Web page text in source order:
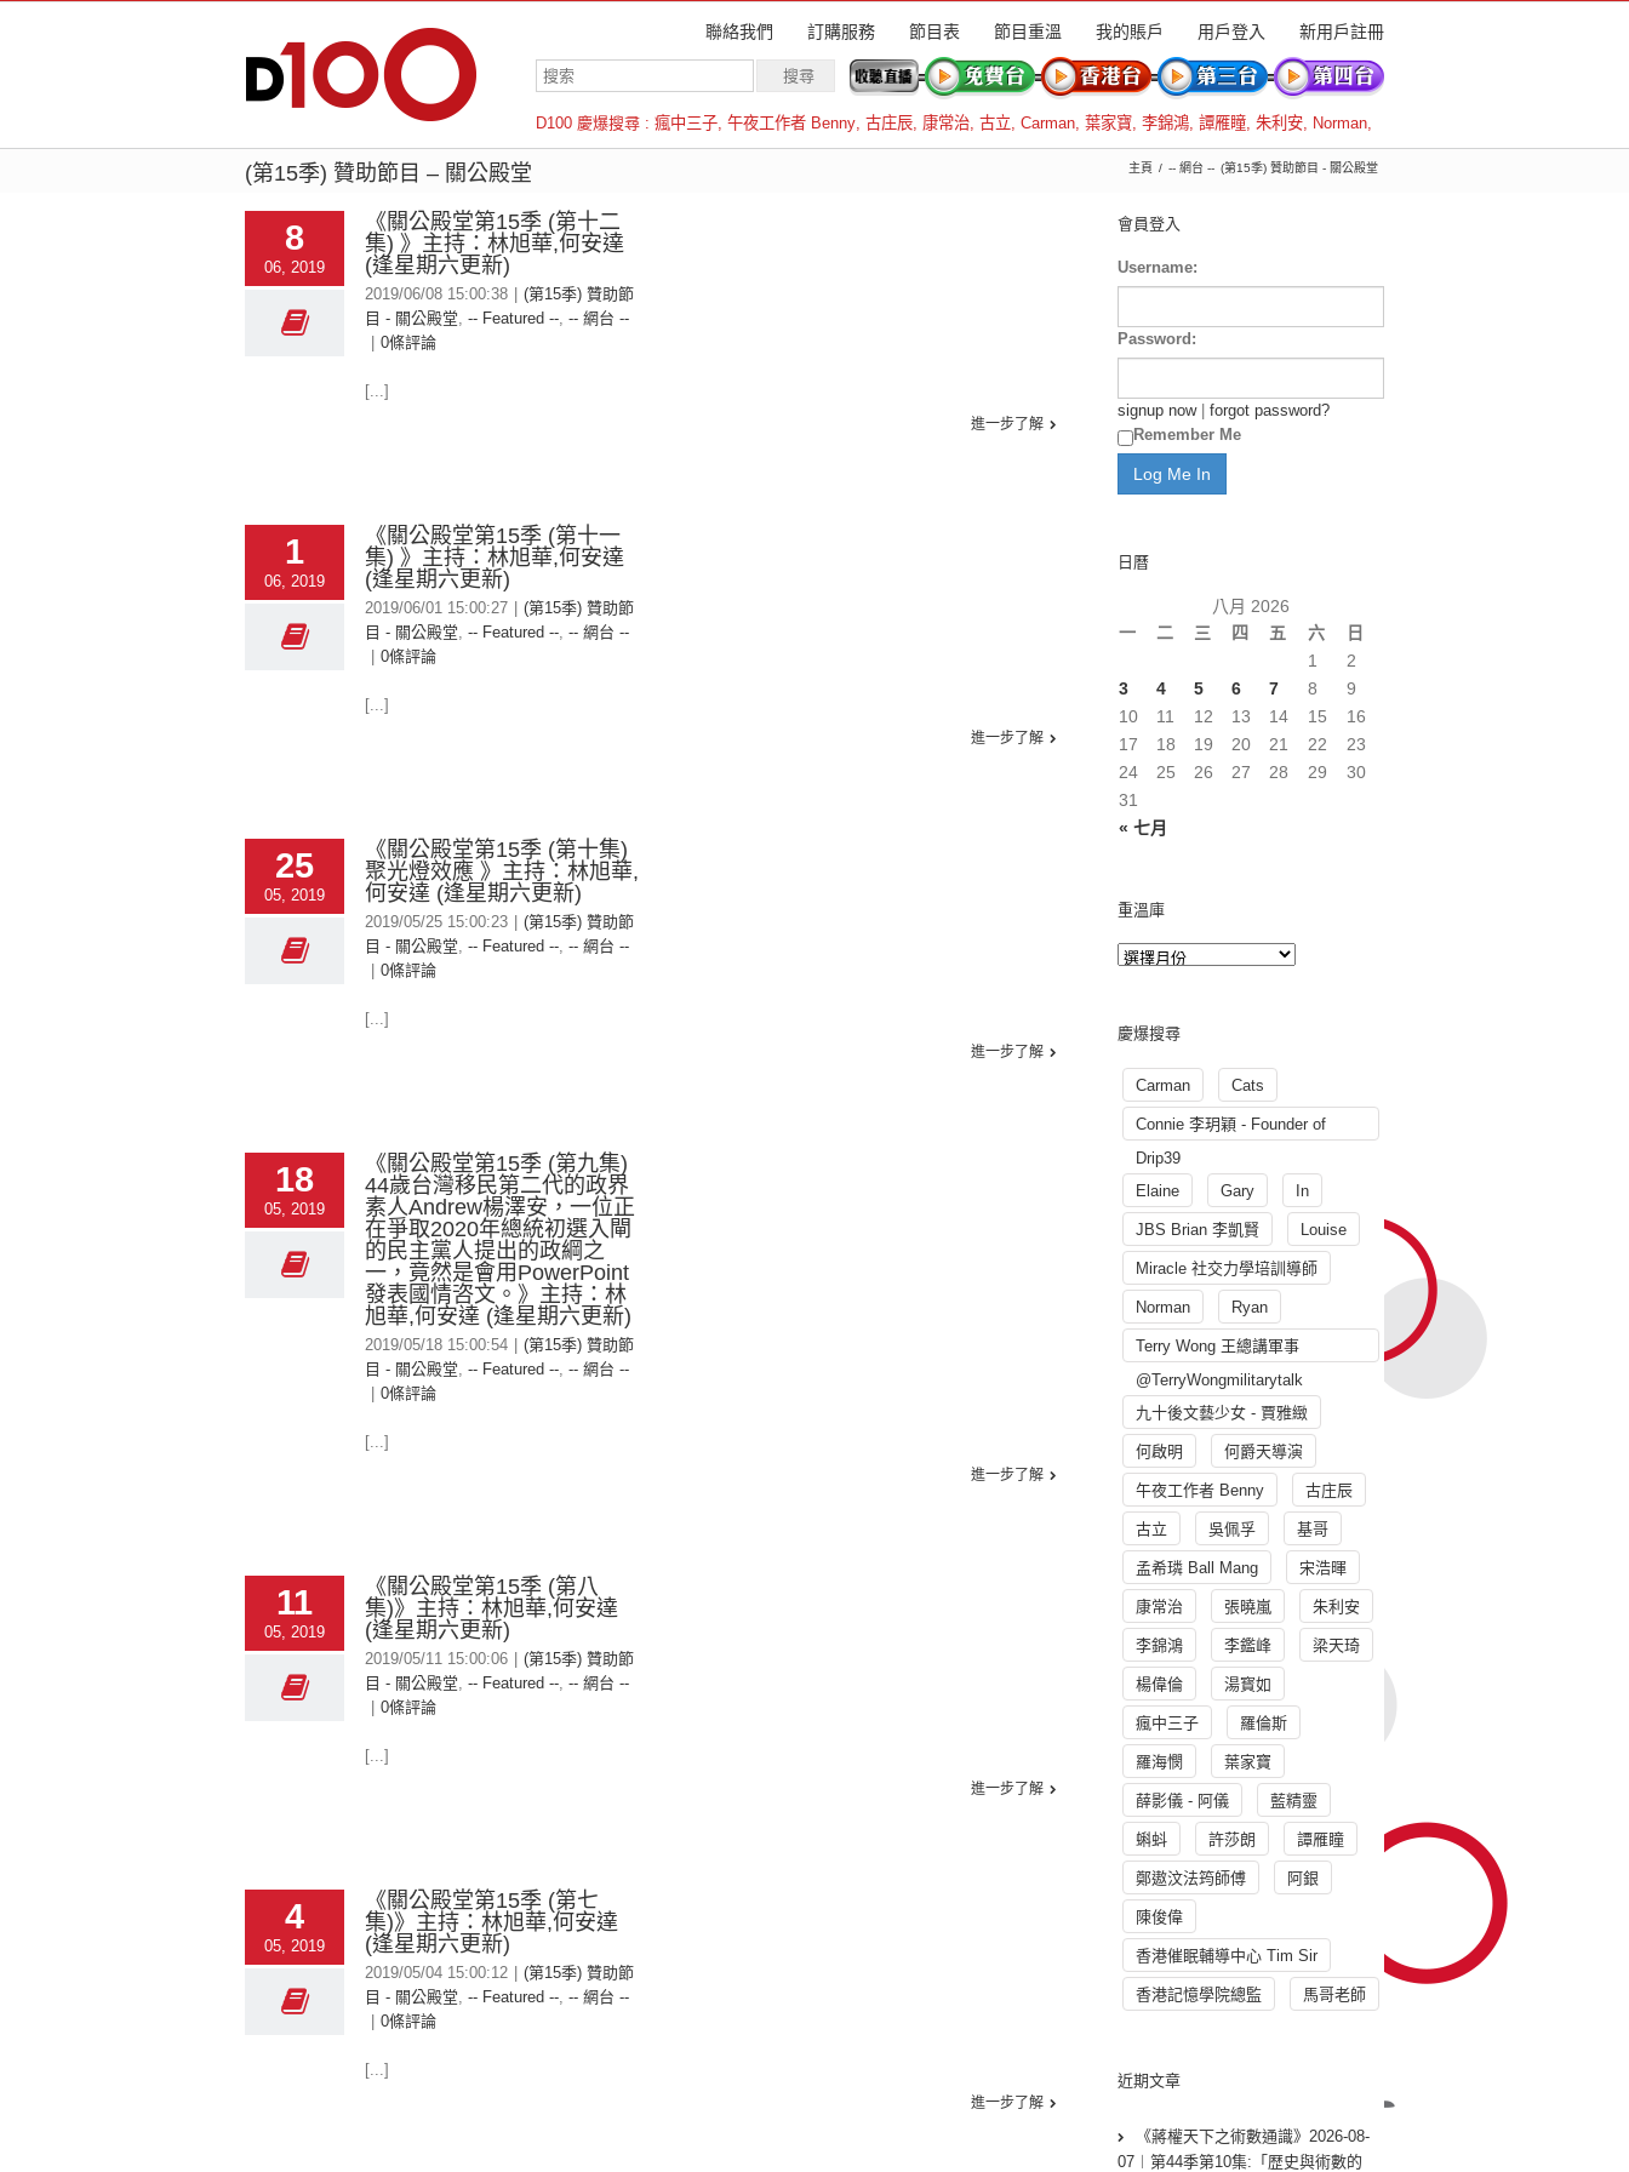
聯絡我們 訂購服務 節目表 節目重溫 我的賬戶 用戶登入 新用戶註冊
D100 慶爆搜尋 : 瘋中三子, 午夜工作者 Benny, 古庄辰, 康常治, 古立, Carman, 葉家寶, 李錦鴻, 譚雁瞳, 朱利安, Norman,
羅倫斯
(第15季) 贊助節目 – 關公殿堂 主頁 -- 網台 -- (第15季) 贊助節目 - 關公殿堂
8
06, 2019
《關公殿堂第15季 (第十二
集) 》主持：林旭華,何安達
(逢星期六更新)
2019/06/08 15:00:38
(第15季) 贊助節
目 - 關公殿堂, -- Featured --, -- 網台 --
0條評論
[...]
進一步了解
1
06, 2019
《關公殿堂第15季 (第十一
集) 》主持：林旭華,何安達
(逢星期六更新)
2019/06/01 15:00:27
(第15季) 贊助節
目 - 關公殿堂, -- Featured --, -- 網台 --
0條評論
[...]
進一步了解
25
05, 2019
《關公殿堂第15季 (第十集)
聚光燈效應 》主持：林旭華,
何安達 (逢星期六更新)
2019/05/25 15:00:23
(第15季) 贊助節
目 - 關公殿堂, -- Featured --, -- 網台 --
0條評論
[...]
進一步了解
18
05, 2019
《關公殿堂第15季 (第九集)
44歲台灣移民第二代的政界
素人Andrew楊澤安，一位正
在爭取2020年總統初選入閘
的民主黨人提出的政綱之
一，竟然是會用PowerPoint
發表國情咨文。》主持：林
旭華,何安達 (逢星期六更新)
2019/05/18 15:00:54
(第15季) 贊助節
目 - 關公殿堂, -- Featured --, -- 網台 --
0條評論
[...]
進一步了解
11
05, 2019
《關公殿堂第15季 (第八
集)》主持：林旭華,何安達
(逢星期六更新)
2019/05/11 15:00:06
(第15季) 贊助節
目 - 關公殿堂, -- Featured --, -- 網台 --
0條評論
[...]
進一步了解
4
05, 2019
《關公殿堂第15季 (第七
集)》主持：林旭華,何安達
(逢星期六更新)
2019/05/04 15:00:12
(第15季) 贊助節
目 - 關公殿堂, -- Featured --, -- 網台 --
0條評論
[...]
進一步了解
會員登入
Username:
Password:
signup now| forgot password?
Remember Me
日曆
八月 2026
一
二 三 四 五 六 日
« 七月
1
2
3
4 5 6 7 8
9
10
11 12 13 14 15
16
17
18 19 20 21 22
23
24
25 26 27 28 29
30
31
重溫庫
慶爆搜尋
Carman Cats
Connie 李玥穎 - Founder of
Drip39
Elaine
Gary In
JBS Brian 李凱賢 Louise
Miracle 社交力學培訓導師
Norman Ryan
Terry Wong 王總講軍事
@TerryWongmilitarytalk
九十後文藝少女 - 賈雅緻
何啟明 何爵天導演
午夜工作者 Benny 古庄辰
古立 吳佩孚 基哥
孟希璘 Ball Mang 宋浩暉
康常治 張曉嵐 朱利安
李錦鴻 李鑑峰 梁天琦
楊偉倫 湯寳如
瘋中三子 羅倫斯
羅海憫 葉家寶
薛影儀 - 阿儀 藍精靈
蝌蚪 許莎朗 譚雁瞳
鄭遨汶法筠師傅 阿銀
陳俊偉
香港催眠輔導中心 Tim Sir
香港記憶學院總監 馬哥老師
近期文章
《蔣權天下之術數通識》2026-08-
07︱第44季第10集:「歴史與術數的